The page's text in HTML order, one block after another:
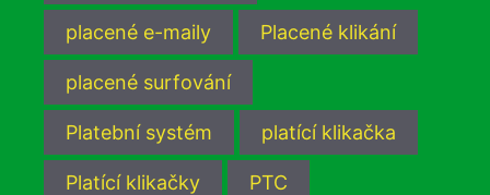
placené e-maily Placené klikání
placené surfování
Platební systém platící klikačka
Platící klikačky PTC